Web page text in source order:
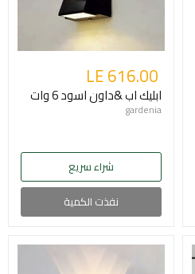
LE 616.00
ابليك اب &داون اسود 6 وات
gardenia
شراء سريع
نفذت الكمية